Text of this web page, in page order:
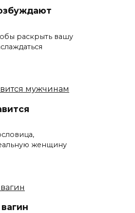
раскрыть вашу
женщину